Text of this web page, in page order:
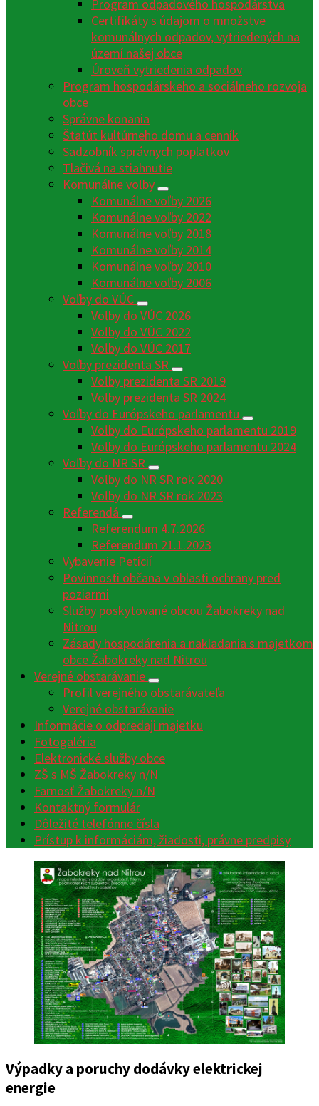
Program odpadového hospodárstva
Certifikáty s údajom o množstve
komunálnych odpadov, vytriedených na
území našej obce
Úroveň vytriedenia odpadov
Program hospodárskeho a sociálneho rozvoja
obce
Správne konania
Štatút kultúrneho domu a cenník
Sadzobník správnych poplatkov
Tlačivá na stiahnutie
Komunálne voľby
Komunálne voľby 2026
Komunálne voľby 2022
Komunálne voľby 2018
Komunálne voľby 2014
Komunálne voľby 2010
Komunálne voľby 2006
Voľby do VÚC
Voľby do VÚC 2026
Voľby do VÚC 2022
Voľby do VÚC 2017
Voľby prezidenta SR
Voľby prezidenta SR 2019
Voľby prezidenta SR 2024
Voľby do Európskeho parlamentu
Voľby do Európskeho parlamentu 2019
Voľby do Európskeho parlamentu 2024
Voľby do NR SR
Voľby do NR SR rok 2020
Voľby do NR SR rok 2023
Referendá
Referendum 4.7.2026
Referendum 21.1.2023
Vybavenie Petícií
Povinnosti občana v oblasti ochrany pred
poziarmi
Služby poskytované obcou Žabokreky nad
Nitrou
Zásady hospodárenia a nakladania s majetkom
obce Žabokreky nad Nitrou
Verejné obstarávanie
Profil verejného obstarávateľa
Verejné obstarávanie
Informácie o odpredaji majetku
Fotogaléria
Elektronické služby obce
ZŠ s MŠ Žabokreky n/N
Farnosť Žabokreky n/N
Kontaktný formulár
Dôležité telefónne čísla
Prístup k informáciám, žiadosti, právne predpisy
Výpadky a poruchy dodávky elektrickej
energie